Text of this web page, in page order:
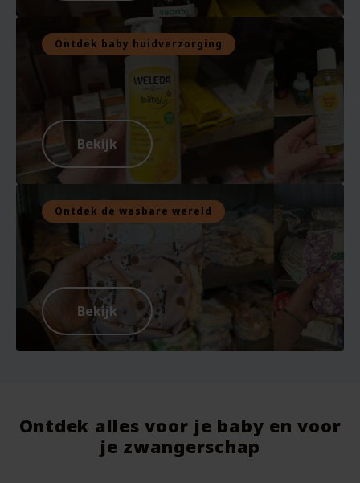
Ontdek baby huidverzorging
Bekijk
Ontdek de wasbare wereld
Bekijk
Ontdek alles voor je baby en voor
je zwangerschap